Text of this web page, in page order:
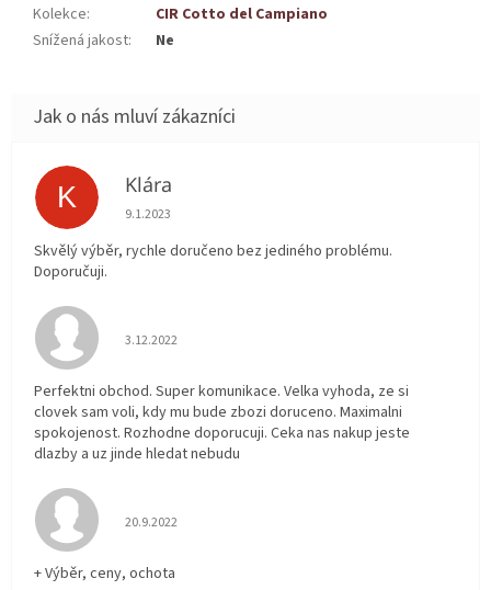
Kolekce:
CIR Cotto del Campiano
Snížená jakost: Ne
K Klára
Hodnocení obchodu je 5 z 5 hvězdiček.
9.1.2023
Skvělý výběr, rychle doručeno bez jediného problému.
Doporučuji.
Hodnocení obchodu je 5 z 5 hvězdiček.
3.12.2022
Perfektni obchod. Super komunikace. Velka vyhoda, ze si
clovek sam voli, kdy mu bude zbozi doruceno. Maximalni
spokojenost. Rozhodne doporucuji. Ceka nas nakup jeste
dlazby a uz jinde hledat nebudu
Hodnocení obchodu je 5 z 5 hvězdiček.
20.9.2022
+ Výběr, ceny, ochota